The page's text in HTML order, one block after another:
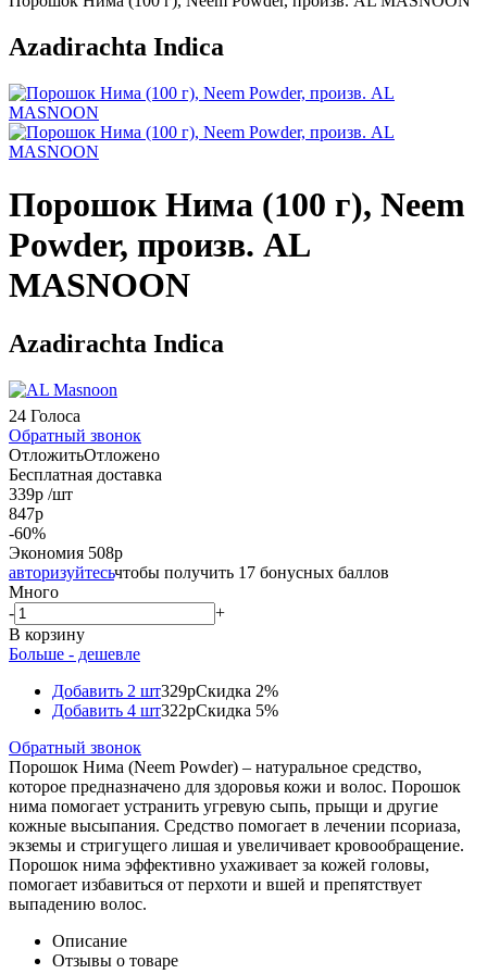
Azadirachta Indica
Порошок Нима (100 г), Neem
Powder, произв. AL
MASNOON
Azadirachta Indica
24 Голоса
Обратный звонок
ОтложитьОтложено
Бесплатная доставка
339р /шт
847р
-60%
Экономия 508р
авторизуйтесьчтобы получить 17 бонусных баллов
Много
-
+
В корзину
Больше - дешевле
Добавить 2 шт329рСкидка 2%
Добавить 4 шт322рСкидка 5%
Обратный звонок
Порошок Нима (Neem Powder) – натуральное средство,
которое предназначено для здоровья кожи и волос. Порошок
нима помогает устранить угревую сыпь, прыщи и другие
кожные высыпания. Средство помогает в лечении псориаза,
экземы и стригущего лишая и увеличивает кровообращение.
Порошок нима эффективно ухаживает за кожей головы,
помогает избавиться от перхоти и вшей и препятствует
выпадению волос.
Описание
Отзывы о товаре